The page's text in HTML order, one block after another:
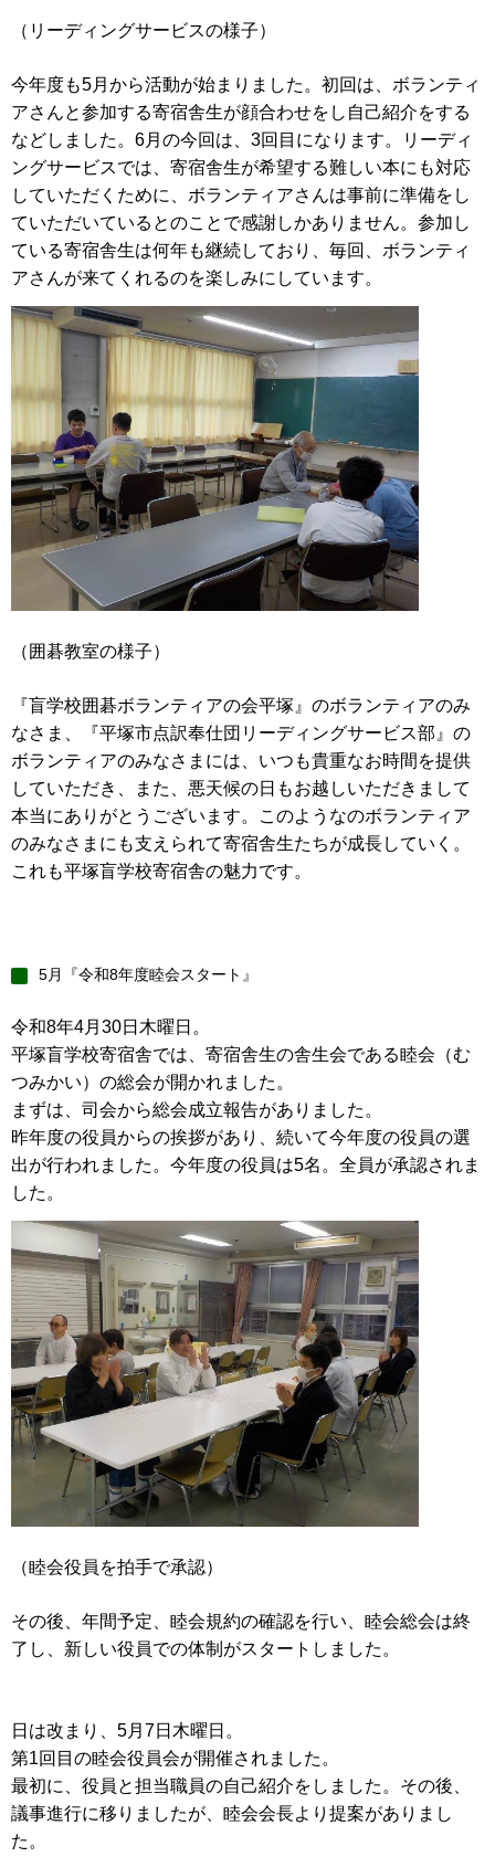
（リーディングサービスの様子）
今年度も5月から活動が始まりました。初回は、ボランティ
アさんと参加する寄宿舎生が顔合わせをし自己紹介をする
などしました。6月の今回は、3回目になります。リーディ
ングサービスでは、寄宿舎生が希望する難しい本にも対応
していただくために、ボランティアさんは事前に準備をし
ていただいているとのことで感謝しかありません。参加し
ている寄宿舎生は何年も継続しており、毎回、ボランティ
アさんが来てくれるのを楽しみにしています。
（囲碁教室の様子）
『盲学校囲碁ボランティアの会平塚』のボランティアのみ
なさま、『平塚市点訳奉仕団リーディングサービス部』の
ボランティアのみなさまには、いつも貴重なお時間を提供
していただき、また、悪天候の日もお越しいただきまして
本当にありがとうございます。このようなのボランティア
のみなさまにも支えられて寄宿舎生たちが成長していく。
これも平塚盲学校寄宿舎の魅力です。
5月『令和8年度睦会スタート』
令和8年4月30日木曜日。
平塚盲学校寄宿舎では、寄宿舎生の舎生会である睦会（む
つみかい）の総会が開かれました。
まずは、司会から総会成立報告がありました。
昨年度の役員からの挨拶があり、続いて今年度の役員の選
出が行われました。今年度の役員は5名。全員が承認されま
した。
（睦会役員を拍手で承認）
その後、年間予定、睦会規約の確認を行い、睦会総会は終
了し、新しい役員での体制がスタートしました。
日は改まり、5月7日木曜日。
第1回目の睦会役員会が開催されました。
最初に、役員と担当職員の自己紹介をしました。その後、
議事進行に移りましたが、睦会会長より提案がありまし
た。